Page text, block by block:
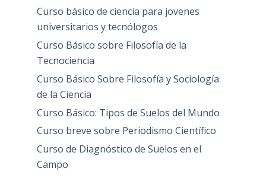
Curso básico de ciencia para jovenes
universitarios y tecnólogos
Curso Básico sobre Filosofía de la
Tecnociencia
Curso Básico Sobre Filosofía y Sociología
de la Ciencia
Curso Básico: Tipos de Suelos del Mundo
Curso breve sobre Periodismo Científico
Curso de Diagnóstico de Suelos en el
Campo